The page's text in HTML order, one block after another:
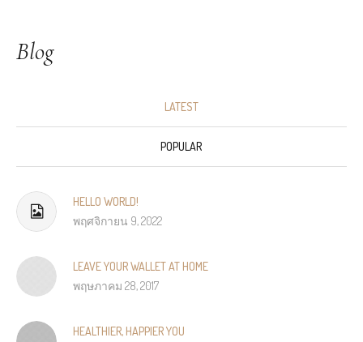
Blog
LATEST
POPULAR
HELLO WORLD!
พฤศจิกายน 9, 2022
LEAVE YOUR WALLET AT HOME
พฤษภาคม 28, 2017
HEALTHIER, HAPPIER YOU